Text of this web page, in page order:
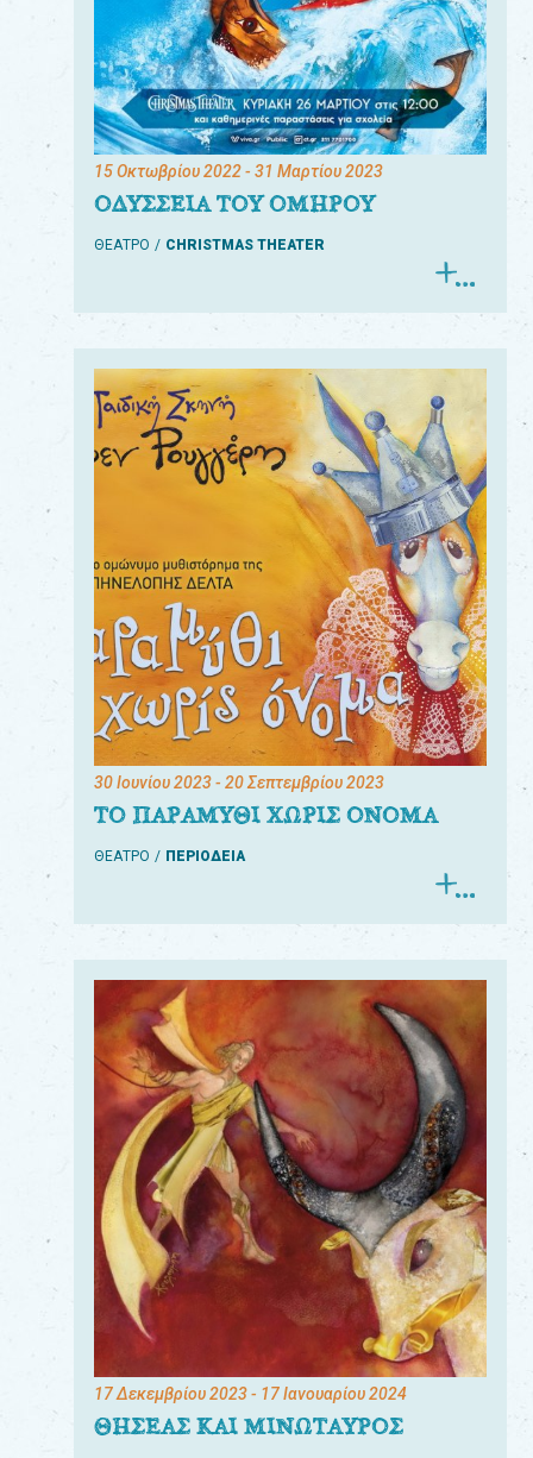
15 Οκτωβρίου 2022- 31 Μαρτίου 2023
ΟΔΥΣΣΕΙΑ ΤΟΥ ΟΜΗΡΟΥ
ΘΕΑΤΡΟ CHRISTMAS THEATER
30 Ιουνίου 2023- 20 Σεπτεμβρίου 2023
ΤΟ ΠΑΡΑΜΥΘΙ ΧΩΡΙΣ ΟΝΟΜΑ
ΘΕΑΤΡΟ ΠΕΡΙΟΔΕΙΑ
17 Δεκεμβρίου 2023- 17 Ιανουαρίου 2024
ΘΗΣΕΑΣ ΚΑΙ ΜΙΝΩΤΑΥΡΟΣ